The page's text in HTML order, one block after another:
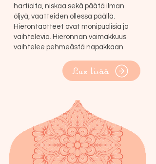
hartioita, niskaa sekä päätä ilman
öljyä, vaatteiden ollessa päällä.
Hierontaotteet ovat monipuolisia ja
vaihtelevia. Hieronnan voimakkuus
vaihtelee pehmeästä napakkaan.
Lue lisää